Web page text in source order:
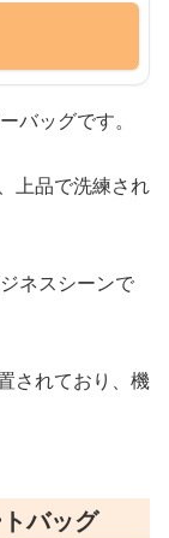
バッグです。
上品で洗練され
ネスシーンで
されており、機
バッグ